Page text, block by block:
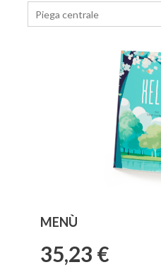
Piega centrale
MENÙ
35,23 €